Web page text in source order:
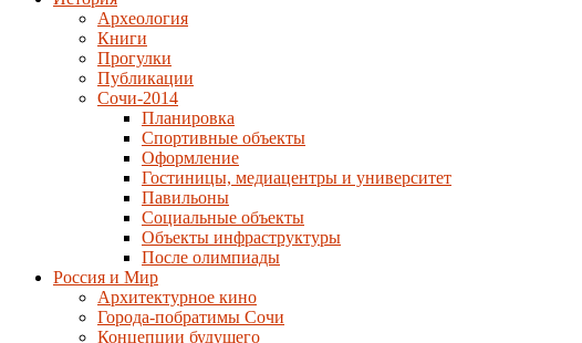
Археология
Книги
Прогулки
Публикации
Сочи-2014
Планировка
Спортивные объекты
Оформление
Гостиницы, медиацентры и университет
Павильоны
Социальные объекты
Объекты инфраструктуры
После олимпиады
Россия и Мир
Архитектурное кино
Города-побратимы Сочи
Концепции будущего